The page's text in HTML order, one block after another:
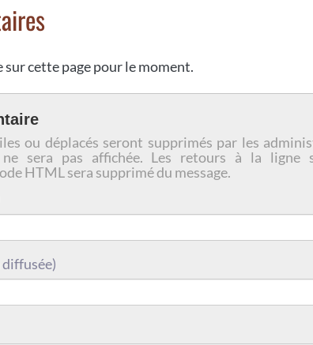
sur cette page pour le moment.
ou déplacés seront supprimés par les
sera pas affichée. Les retours à la ligne
HTML sera supprimé du message.
diffusée)